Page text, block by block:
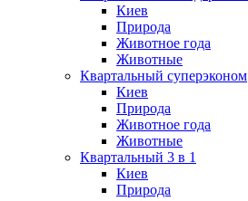
Киев
Природа
Животное года
Животные
Квартальный суперэконом
Киев
Природа
Животное года
Животные
Квартальный 3 в 1
Киев
Природа